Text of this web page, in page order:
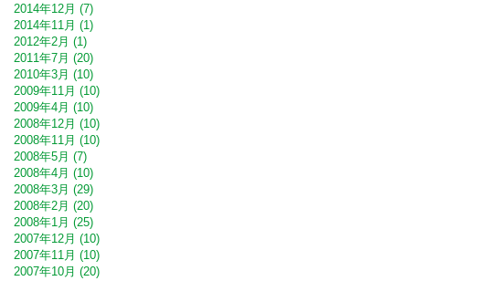
2014年12月 (7)
2014年11月 (1)
2012年2月 (1)
2011年7月 (20)
2010年3月 (10)
2009年11月 (10)
2009年4月 (10)
2008年12月 (10)
2008年11月 (10)
2008年5月 (7)
2008年4月 (10)
2008年3月 (29)
2008年2月 (20)
2008年1月 (25)
2007年12月 (10)
2007年11月 (10)
2007年10月 (20)